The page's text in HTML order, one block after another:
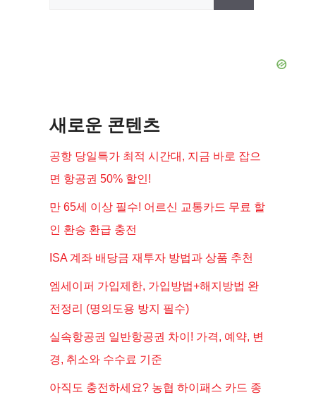
새로운 콘텐츠
공항 당일특가 최적 시간대, 지금 바로 잡으
면 항공권 50% 할인!
만 65세 이상 필수! 어르신 교통카드 무료 할
인 환승 환급 충전
ISA 계좌 배당금 재투자 방법과 상품 추천
엠세이퍼 가입제한, 가입방법+해지방법 완
전정리 (명의도용 방지 필수)
실속항공권 일반항공권 차이! 가격, 예약, 변
경, 취소와 수수료 기준
아직도 충전하세요? 농협 하이패스 카드 종